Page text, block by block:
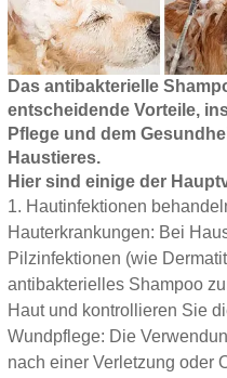
Das antibakterielle
entscheidende Vorteile,
Pflege und dem
Haustieres.
Hier sind einige der
1. Hautinfektionen
Hauterkrankungen: Bei
Pilzinfektionen (wie
antibakterielles Shampoo
Haut und kontrollieren Sie
Wundpflege: Die
nach einer Verletzung oder